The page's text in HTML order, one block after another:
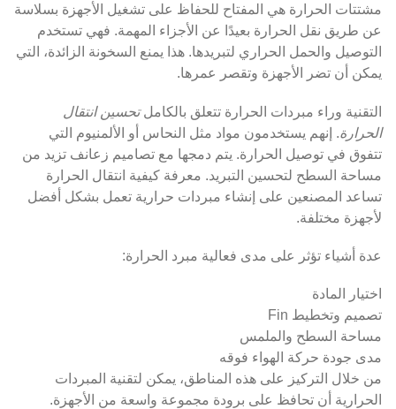
مشتتات الحرارة هي المفتاح للحفاظ على تشغيل الأجهزة بسلاسة
عن طريق نقل الحرارة بعيدًا عن الأجزاء المهمة. فهي تستخدم
التوصيل والحمل الحراري لتبريدها. هذا يمنع السخونة الزائدة، التي
يمكن أن تضر الأجهزة وتقصر عمرها.
التقنية وراء مبردات الحرارة تتعلق بالكاملتحسين انتقال
الحرارة. إنهم يستخدمون مواد مثل النحاس أو الألمنيوم التي
تتفوق في توصيل الحرارة. يتم دمجها مع تصاميم زعانف تزيد من
مساحة السطح لتحسين التبريد. معرفة كيفية انتقال الحرارة
تساعد المصنعين على إنشاء مبردات حرارية تعمل بشكل أفضل
لأجهزة مختلفة.
عدة أشياء تؤثر على مدى فعالية مبرد الحرارة:
اختيار المادة
تصميم وتخطيط Fin
مساحة السطح والملمس
مدى جودة حركة الهواء فوقه
من خلال التركيز على هذه المناطق، يمكن لتقنية المبردات
الحرارية أن تحافظ على برودة مجموعة واسعة من الأجهزة.